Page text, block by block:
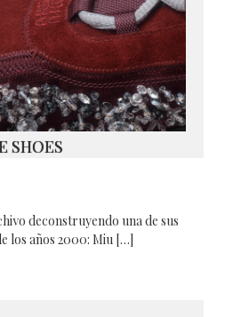
SHOES
deconstruyendo una de sus
los años 2000: Miu […]